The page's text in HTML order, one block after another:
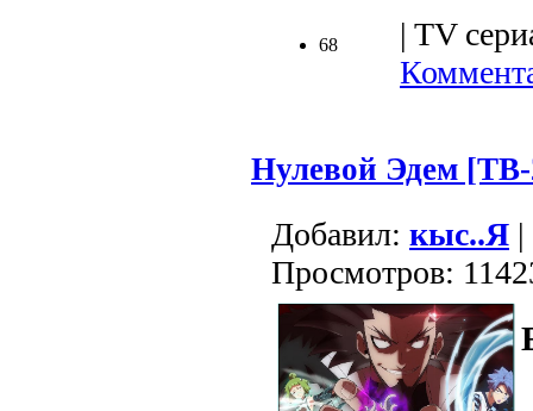
68
| TV
Нулевой Эдем
Добавил: кыс..Я
Просмотров: